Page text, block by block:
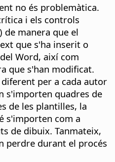
no és problemàtica.
i els controls
manera que el
que s'ha inserit o
Word, així com
que s'han modificat.
per a cada autor
s'importen quadres de
de les plantilles, la
s'importen com a
de dibuix. Tanmateix,
perdre durant el procés